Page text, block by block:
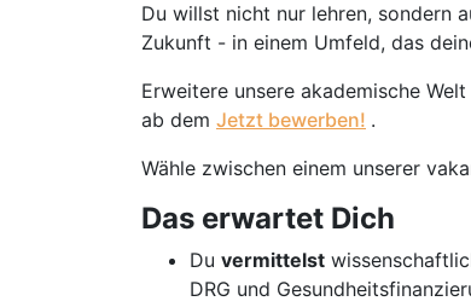
Du willst nicht nur lehren, sondern
Zukunft - in einem Umfeld, das
Erweitere unsere akademische
ab dem Jetzt bewerben! .
Wähle zwischen einem unserer
Das erwartet Dich
Du vermittelst
DRG und